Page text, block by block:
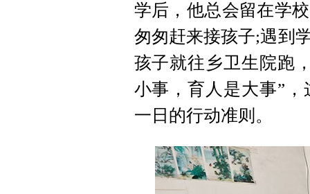
学后，他总会留在学
匆匆赶来接孩子;遇到
孩子就往乡卫生院跑
小事，育人是大事”
一日的行动准则。